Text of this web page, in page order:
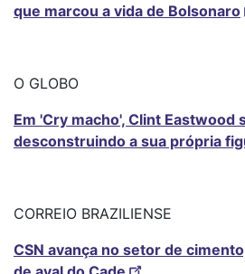
que marcou a vida de Bolsonaro
O GLOBO
Em 'Cry macho', Clint Eastwood
desconstruindo a sua própria
CORREIO BRAZILIENSE
CSN avança no setor de